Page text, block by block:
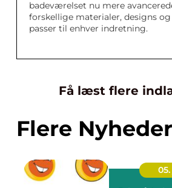
badeværelset nu mere
forskellige materialer, designs
passer til enhver indretning.
Få læst flere
Flere Nyheder